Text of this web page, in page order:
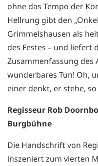
ohne das Tempo der
Hellrung gibt den
Grimmelshausen als
des Festes – und liefert
Zusammenfassung des
wunderbares Tun! Oh,
einer denkt, er stehe,
Regisseur Rob
Burgbühne
Die Handschrift von
inszeniert zum vierten